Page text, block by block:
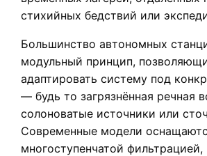
стихийных бедствий или
Большинство автономных
модульный принцип,
адаптировать систему под
— будь то загрязнённая речная
солоноватые источники или
Современные модели
многоступенчатой фильтрацией,